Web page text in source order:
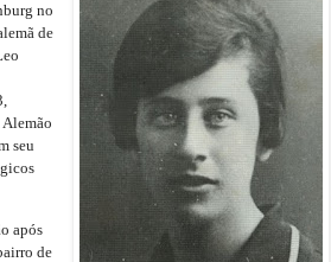
no
de
seu
após
de